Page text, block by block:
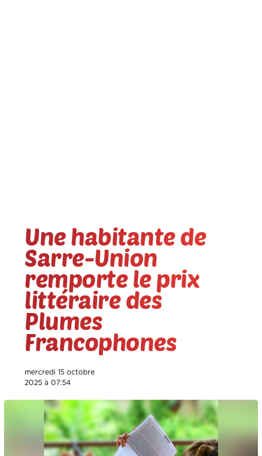
Une habitante de
Sarre-Union
remporte le prix
littéraire des
Plumes
Francophones
mercredi 15 octobre
2025 à 07:54